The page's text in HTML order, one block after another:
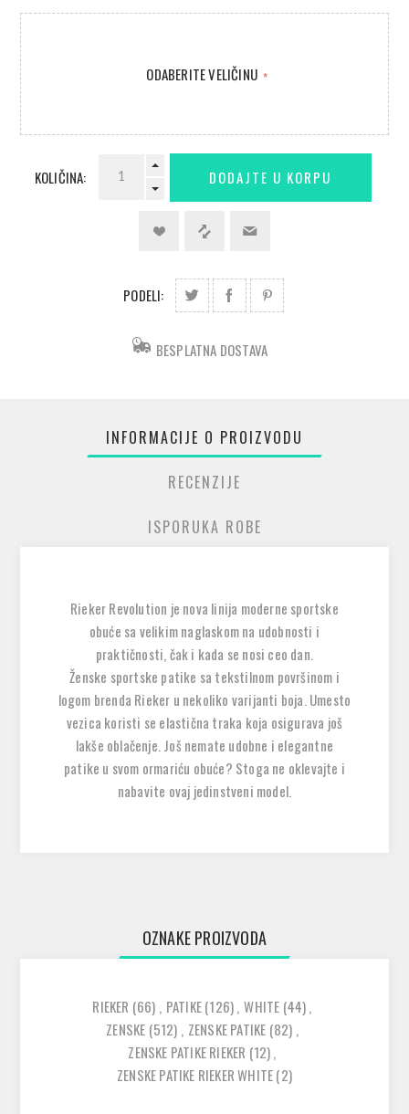
ODABERITE VELIČINU *
KOLIČINA:
PODELI:
BESPLATNA DOSTAVA
INFORMACIJE O PROIZVODU
RECENZIJE
ISPORUKA ROBE
Rieker Revolution je nova linija moderne sportske
obuće sa velikim naglaskom na udobnosti i
praktičnosti, čak i kada se nosi ceo dan.
Ženske sportske patike sa tekstilnom površinom i
logom brenda Rieker u nekoliko varijanti boja. Umesto
vezica koristi se elastična traka koja osigurava još
lakše oblačenje. Još nemate udobne i elegantne
patike u svom ormariću obuće? Stoga ne oklevajte i
nabavite ovaj jedinstveni model.
OZNAKE PROIZVODA
RIEKER (66) , PATIKE(126), WHITE (44),
ZENSKE (512) , ZENSKE PATIKE (82) ,
ZENSKE PATIKE RIEKER (12),
ZENSKE PATIKE RIEKER WHITE(2)